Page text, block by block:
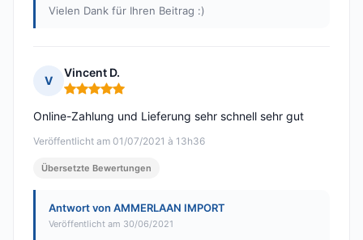
Vielen Dank für Ihren Beitrag :)
V
Vincent D.
Hinweis: 5 von 5
Veröffentlicht am 01/07/2021 à 13h36
Online-Zahlung und Lieferung sehr schnell sehr gut
Übersetzte Bewertungen
Antwort von AMMERLAAN IMPORT
Veröffentlicht am 30/06/2021